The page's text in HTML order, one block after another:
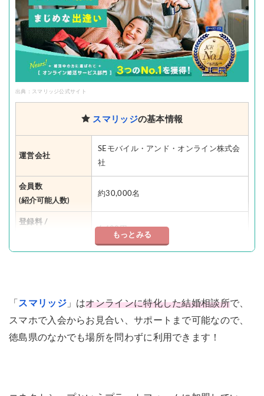
出典：スマリッジ公式サイト
スマリッジの基本情報
運営会社
SEモバイル・アンド・オンライン株式会
社
会員数
(紹介可能人数)
約30,000名
登録料 /
6,600円
成婚料 0円
お見合い料
0円（毎月8件まで）
※9件目以降1,100円/1件
もっとみる
「 スマリッジ」はオンラインに特化した結婚相談所で、
スマホで入会からお見合い、サポートまで可能なので、
徳島県のなかでも場所を問わずに利用できます！